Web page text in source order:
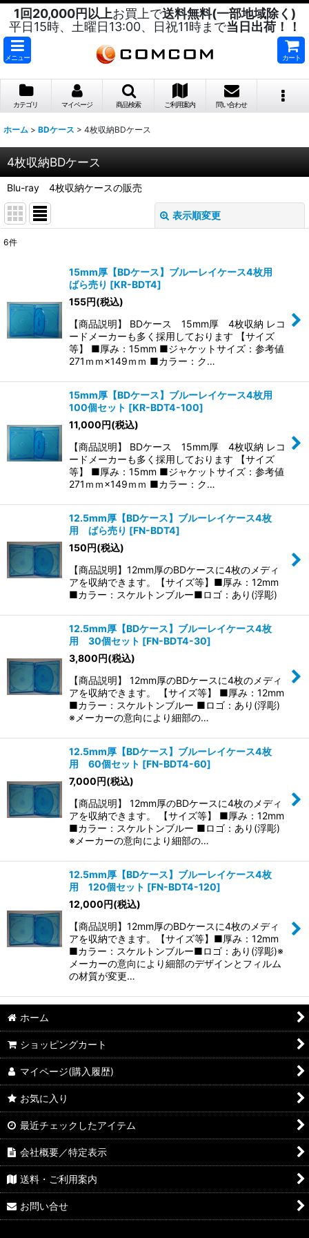
1回20,000円以上お買上で送料無料(一部地域除く)
平日15時、土曜日13:00、日祝11時まで当日出荷！！
メニュー カート
カテゴリ マイページ 商品検索 ご利用案内 問い合わせ
ホーム > BDケース > 4枚収納BDケース
4枚収納BDケース
Blu-ray 4枚収納ケースの販売
表示順変更
絞り込む
6件
15mm厚【BDケース】ブルーレイケース4枚用
ばら売り [KR-BDT4]
155円(税込)
【商品説明】 BDケース 15mm厚 4枚収納 レコ
ードメーカーも多く採用しております 【サイズ
等】 ■厚み：15mm ■ジャケットサイズ：参考値
271ｍｍ×149ｍｍ ■カラー：ク…
15mm厚【BDケース】ブルーレイケース4枚用
100個セット [KR-BDT4-100]
11,000円(税込)
【商品説明】 BDケース 15mm厚 4枚収納 レコ
ードメーカーも多く採用しております 【サイズ
等】 ■厚み：15mm ■ジャケットサイズ：参考値
271ｍｍ×149ｍｍ ■カラー：ク…
12.5mm厚【BDケース】ブルーレイケース4枚
用 ばら売り [FN-BDT4]
150円(税込)
【商品説明】12mm厚のBDケースに4枚のメディ
アを収納できます。【サイズ等】■厚み：12mm
■カラー：スケルトンブルー■ロゴ：あり(浮彫)
12.5mm厚【BDケース】ブルーレイケース4枚
用 30個セット [FN-BDT4-30]
3,800円(税込)
【商品説明】 12mm厚のBDケースに4枚のメディ
アを収納できます。 【サイズ等】 ■厚み：12mm
■カラー：スケルトンブルー ■ロゴ：あり(浮彫)
※メーカーの意向により細部の…
12.5mm厚【BDケース】ブルーレイケース4枚
用 60個セット [FN-BDT4-60]
7,000円(税込)
【商品説明】 12mm厚のBDケースに4枚のメディ
アを収納できます。 【サイズ等】 ■厚み：12mm
■カラー：スケルトンブルー ■ロゴ：あり(浮彫)
※メーカーの意向により細部の…
12.5mm厚【BDケース】ブルーレイケース4枚
用 120個セット [FN-BDT4-120]
12,000円(税込)
【商品説明】12mm厚のBDケースに4枚のメディ
アを収納できます。【サイズ等】■厚み：12mm
■カラー：スケルトンブルー■ロゴ：あり(浮彫)※
メーカーの意向により細部のデザインとフィルム
の材質が変更…
ホーム
ショッピングカート
マイページ(購入履歴)
お気に入り
最近チェックしたアイテム
会社概要／特定表示
送料・ご利用案内
お問い合せ